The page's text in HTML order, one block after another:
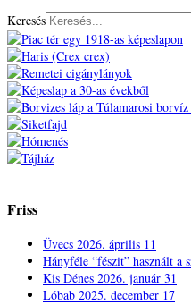
Keresés
Friss
Üvecs 2026. április 11
Hányféle “fészit” használt a
Kis Dénes 2026. január 31
Lóbab 2025. december 17